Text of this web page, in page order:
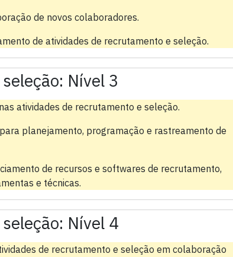
de novos colaboradores.
de atividades de recrutamento e seleção.
Nível 3
atividades de recrutamento e seleção.
planejamento, programação e rastreamento de
de recursos e softwares de recrutamento,
e técnicas.
Nível 4
de recrutamento e seleção em colaboração